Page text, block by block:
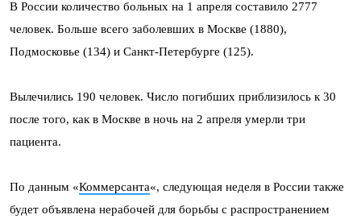
В России количество больных на 1 апреля составило 2777
человек. Больше всего заболевших в Москве (1880),
Подмосковье (134) и Санкт-Петербурге (125).
Вылечились 190 человек. Число погибших приблизилось к 30
после того, как в Москве в ночь на 2 апреля умерли три
пациента.
По данным «Коммерсанта«, следующая неделя в России также
будет объявлена нерабочей для борьбы с распространением